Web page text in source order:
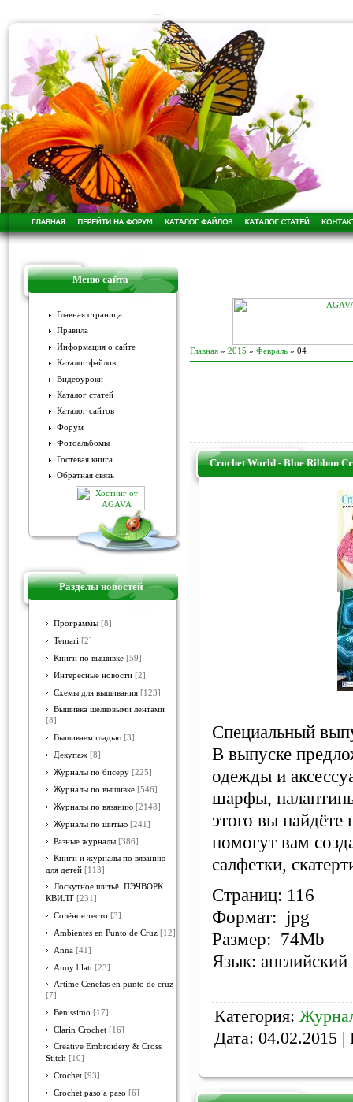
Меню сайта
Главная страница
Правила
Информация о сайте
Каталог файлов
Видеоуроки
Каталог статей
Каталог сайтов
Форум
Фотоальбомы
Гостевая книга
Обратная связь
Разделы новостей
Программы [8]
Temari [2]
Книги по вышивке [59]
Интересные новости [2]
Схемы для вышивания [123]
Вышивка шелковыми лентами
[8]
Вышиваем гладью [3]
Декупаж [8]
Журналы по бисеру [225]
Журналы по вышивке [546]
Журналы по вязанию [2148]
Журналы по шитью [241]
Разные журналы [386]
Книги и журналы по вязанию
для детей [113]
Лоскутное шитьё. ПЭЧВОРК.
КВИЛТ [231]
Солёное тесто [3]
Ambientes en Punto de Cruz [12]
Anna [41]
Anny blatt [23]
Artime Cenefas en punto de cruz
[7]
Benissimo [17]
Clarin Crochet [16]
Creative Embroidery & Cross
Stitch [10]
Crochet [93]
Crochet paso a paso [6]
Главная » 2015 » Февраль » 04
Crochet World - Blue Ribbon
Специальный
В выпуске
одежды и
шарфы,
этого вы найдёте
помогут вам
салфетки,
Страниц: 116
Формат: jpg
Размер: 74Mb
Язык: английский
Категория:
Дата: 04.02.2015 |